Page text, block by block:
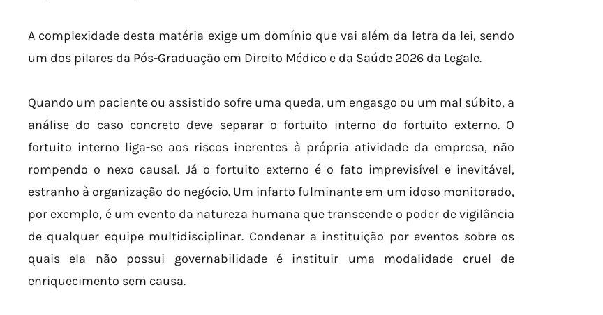
A complexidade desta matéria exige um domínio que vai além da letra da lei, sendo
um dos pilares da Pós-Graduação em Direito Médico e da Saúde 2026 da Legale.
Quando um paciente ou assistido sofre uma queda, um engasgo ou um mal súbito, a
análise do caso concreto deve separar o fortuito interno do fortuito externo. O
fortuito interno liga-se aos riscos inerentes à própria atividade da empresa, não
rompendo o nexo causal. Já o fortuito externo é o fato imprevisível e inevitável,
estranho à organização do negócio. Um infarto fulminante em um idoso monitorado,
por exemplo, é um evento da natureza humana que transcende o poder de vigilância
de qualquer equipe multidisciplinar. Condenar a instituição por eventos sobre os
quais ela não possui governabilidade é instituir uma modalidade cruel de
enriquecimento sem causa.